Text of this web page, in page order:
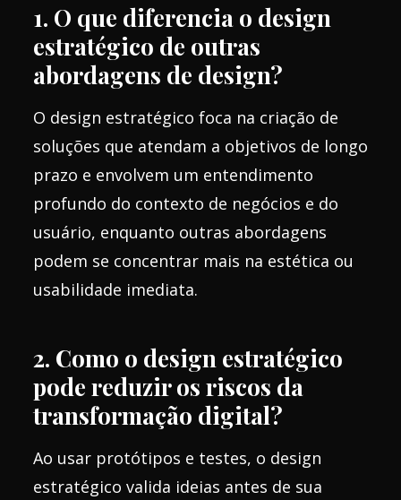
1. O que diferencia o design
estratégico de outras
abordagens de design?
O design estratégico foca na criação de
soluções que atendam a objetivos de longo
prazo e envolvem um entendimento
profundo do contexto de negócios e do
usuário, enquanto outras abordagens
podem se concentrar mais na estética ou
usabilidade imediata.
2. Como o design estratégico
pode reduzir os riscos da
transformação digital?
Ao usar protótipos e testes, o design
estratégico valida ideias antes de sua